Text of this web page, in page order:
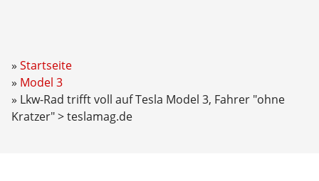
Startseite
Model 3
Lkw-Rad trifft voll auf Tesla Model 3, Fahrer "ohne
Kratzer" > teslamag.de